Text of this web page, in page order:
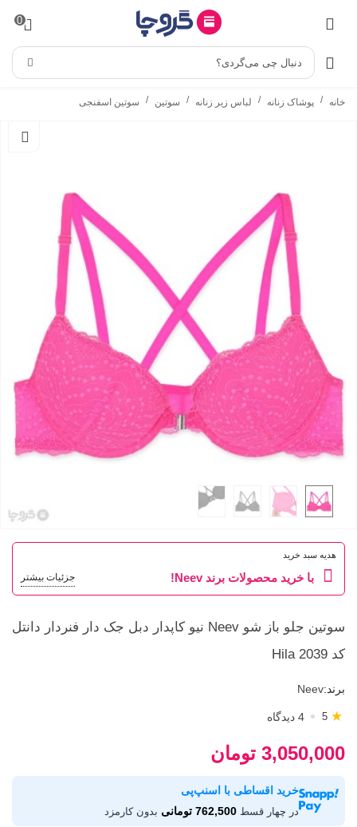
0
دنبال چی می‌گردی؟
خانه / پوشاک زنانه / لباس زیر زنانه / سوتین / سوتین اسفنجی
هدیه سبد خرید
با خرید محصولات برند Neev! جزئیات بیشتر
سوتین جلو باز شو Neev نیو کاپدار دبل جک دار فنردار دانتل
کد Hila 2039
برند:Neev
5 ★ 4 دیدگاه
3,050,000 تومان
خرید اقساطی با اسنپ‌پی
در چهار قسط 762,500 تومانی بدون کارمزد